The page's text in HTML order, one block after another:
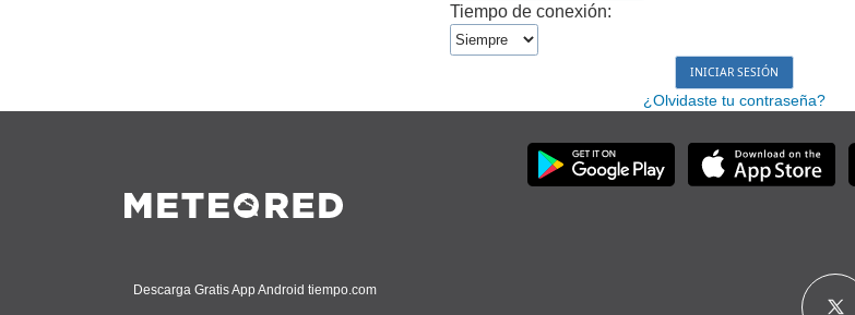
Tiempo de conexión:
¿Olvidaste tu contraseña?
Descarga Gratis App Android tiempo.com